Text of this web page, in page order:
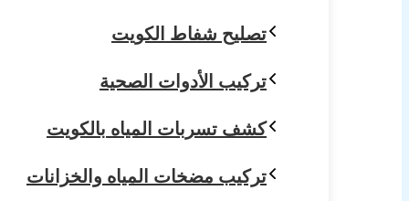
تصليح شفاط الكويت
تركيب الأدوات الصحية
كشف تسربات المياه بالكويت
تركيب مضخات المياه والخزانات